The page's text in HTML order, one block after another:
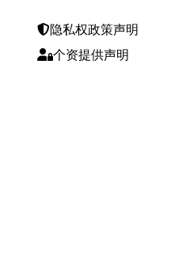
隐私权政策声明
个资提供声明